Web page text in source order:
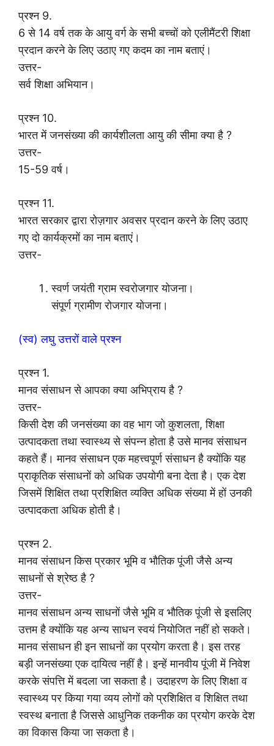
प्रश्न 9.
6 से 14 वर्ष तक के आयु वर्ग के सभी बच्चों को एलीमैंटरी शिक्षा
प्रदान करने के लिए उठाए गए कदम का नाम बताएं।
उत्तर-
सर्व शिक्षा अभियान।
प्रश्न 10.
भारत में जनसंख्या की कार्यशीलता आयु की सीमा क्या है ?
उत्तर-
15-59 वर्ष।
प्रश्न 11.
भारत सरकार द्वारा रोज़गार अवसर प्रदान करने के लिए उठाए
गए दो कार्यक्रमों का नाम बताएं।
उत्तर-
स्वर्ण जयंती ग्राम स्वरोजगार योजना।
संपूर्ण ग्रामीण रोजगार योजना।
(स्व) लघु उत्तरों वाले प्रश्न
प्रश्न 1.
मानव संसाधन से आपका क्या अभिप्राय है ?
उत्तर-
किसी देश की जनसंख्या का वह भाग जो कुशलता, शिक्षा
उत्पादकता तथा स्वास्थ्य से संपन्न होता है उसे मानव संसाधन
कहते हैं। मानव संसाधन एक महत्त्वपूर्ण संसाधन है क्योंकि यह
प्राकृतिक संसाधनों को अधिक उपयोगी बना देता है। एक देश
जिसमें शिक्षित तथा प्रशिक्षित व्यक्ति अधिक संख्या में हों उनकी
उत्पादकता अधिक होती है।
प्रश्न 2.
मानव संसाधन किस प्रकार भूमि व भौतिक पूंजी जैसे अन्य
साधनों से श्रेष्ठ है ?
उत्तर-
मानव संसाधन अन्य साधनों जैसे भूमि व भौतिक पूंजी से इसलिए
उत्तम है क्योंकि यह अन्य साधन स्वयं नियोजित नहीं हो सकते।
मानव संसाधन ही इन साधनों का प्रयोग करता है। इस तरह
बड़ी जनसंख्या एक दायित्व नहीं है। इन्हें मानवीय पूंजी में निवेश
करके संपत्ति में बदला जा सकता है। उदाहरण के लिए शिक्षा व
स्वास्थ्य पर किया गया व्यय लोगों को प्रशिक्षित व शिक्षित तथा
स्वस्थ बनाता है जिससे आधुनिक तकनीक का प्रयोग करके देश
का विकास किया जा सकता है।